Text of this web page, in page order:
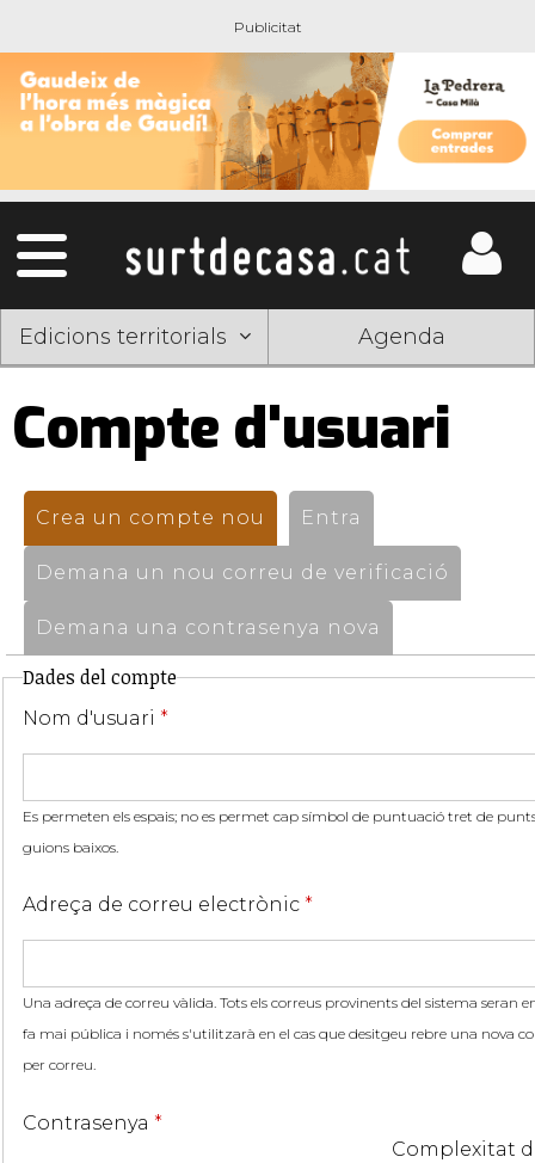
Edicions territorials Agenda
Compte d'usuari
Pestanyes
primàries
Crea un compte nou (pestanya activa)
Entra
Demana un nou correu de verificació
Demana una contrasenya nova
Dades del compte
Nom d'usuari *
Es permeten els espais; no es permet cap símbol de puntuació tret de
guions baixos.
Adreça de correu electrònic *
Una adreça de correu vàlida. Tots els correus provinents del sistema seran
fa mai pública i només s'utilitzarà en el cas que desitgeu rebre una nova
per correu.
Complexitat
Contrasenya *